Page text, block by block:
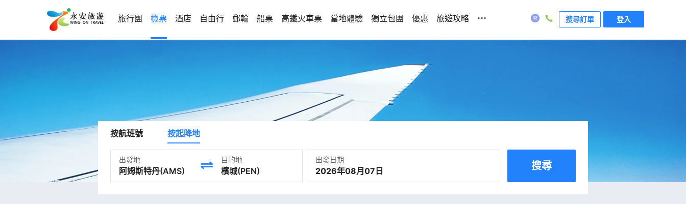
旅行團 機票 酒店 自由行 郵輪 船票 高鐵火車票 當地體驗 獨立包團 優惠 旅遊攻略 ... 搜尋訂單 登入
按航班號 按起降地
出發地 目的地 出發日期
2026年08月07日 搜尋